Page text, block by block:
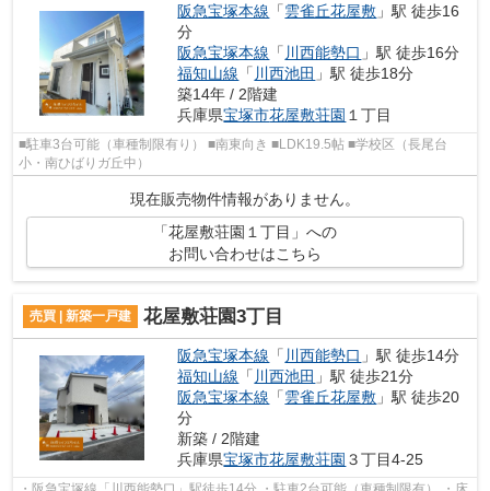
阪急宝塚本線 「雲雀丘花屋敷 」駅 徒歩16
分
阪急宝塚本線 「 川西能勢口 」駅 徒歩16分
福知山線 「 川西池田 」駅 徒歩18分
築14年 / 2階建
兵庫県宝塚市花屋敷荘園 １丁目
■駐車3台可能（車種制限有り） ■南東向き ■LDK19.5帖 ■学校区（長尾台
小・南ひばりガ丘中）
現在販売物件情報がありません。
「花屋敷荘園１丁目」への
お問い合わせはこちら
売買 | 新築一戸建 花屋敷荘園3丁目
阪急宝塚本線 「 川西能勢口 」駅 徒歩14分
福知山線 「 川西池田 」駅 徒歩21分
阪急宝塚本線 「雲雀丘花屋敷 」駅 徒歩20
分
新築 / 2階建
兵庫県宝塚市花屋敷荘園 ３丁目4-25